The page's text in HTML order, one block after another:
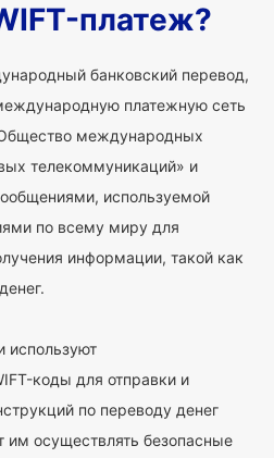
платеж?
банковский перевод,
платежную сеть
международных
телекоммуникаций» и
используемой
по всему миру для
информации, такой как
используют
коды для отправки и
по переводу денег
им осуществлять безопасные